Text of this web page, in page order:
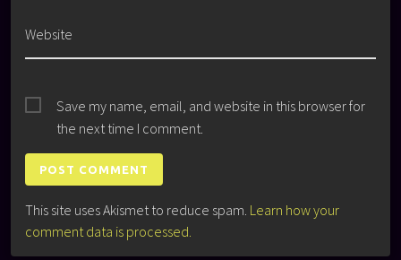
Website
Save my name, email, and website in this browser for
the next time I comment.
This site uses Akismet to reduce spam. Learn how your
comment data is processed.